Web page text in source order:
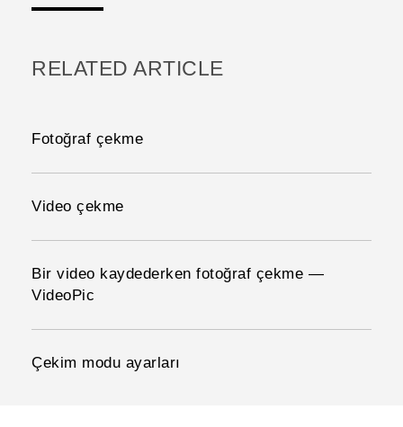
RELATED ARTICLE
Fotoğraf çekme
Video çekme
Bir video kaydederken fotoğraf çekme —
VideoPic
Çekim modu ayarları